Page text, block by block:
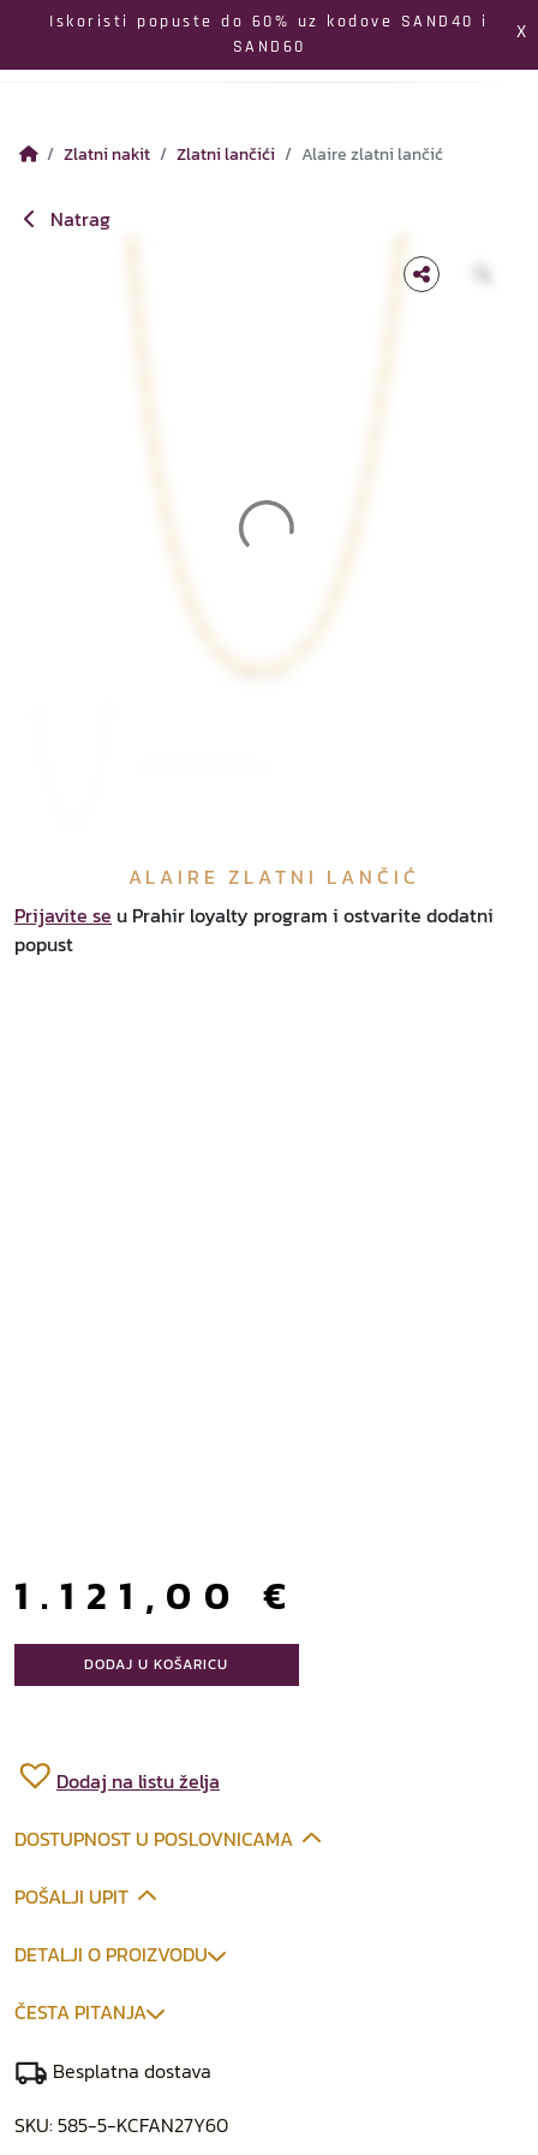
Iskoristi popuste do 60% uz kodove SAND40 i
SAND60
X
Izbornik
Profil Pretraga
Zlatni nakit Zlatni lančići Alaire zlatni lančić
Natrag
ALAIRE ZLATNI LANČIĆ
Prijavite se u Prahir loyalty program i ostvarite dodatni
popust
1.121,00€
DODAJ U KOŠARICU
Dodaj na listu želja
DOSTUPNOST U POSLOVNICAMA
POŠALJI UPIT
DETALJI O PROIZVODU
ČESTA PITANJA
Besplatna dostava
SKU: 585-5-KCFAN27Y60